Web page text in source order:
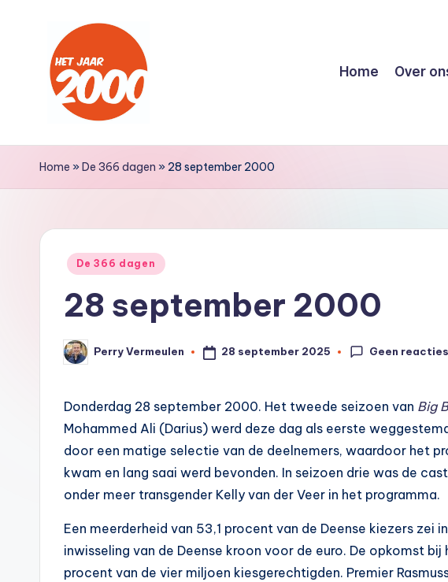
H
e
J
jaar
naar
jaar
2000
Home Over
Home »De 366 dagen » 28 september 2000
Geplaatst
De 366 dagen
28 september 2000
Geplaatst
door
Perry Vermeulen 28 september 2025 Geen reacties
Donderdag 28 september 2000. Het tweede seizoen van Big
Mohammed Ali (Darius) werd deze dag als eerste
door een matige selectie van de deelnemers, waardoor het
kwam en lang saai werd bevonden. In seizoen drie was de
onder meer transgender Kelly van der Veer in het programma.
Een meerderheid van 53,1 procent van de Deense kiezers zei
inwisseling van de Deense kroon voor de euro. De opkomst
procent van de vier miljoen kiesgerechtigden. Premier